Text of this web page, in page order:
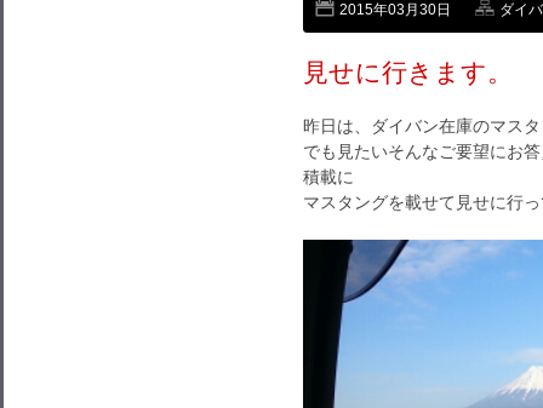
2015年03月30日 ダイ
見せに行きます。
昨日は、ダイバン在庫のマス
でも見たいそんなご要望にお
積載に
マスタングを載せて見せに行